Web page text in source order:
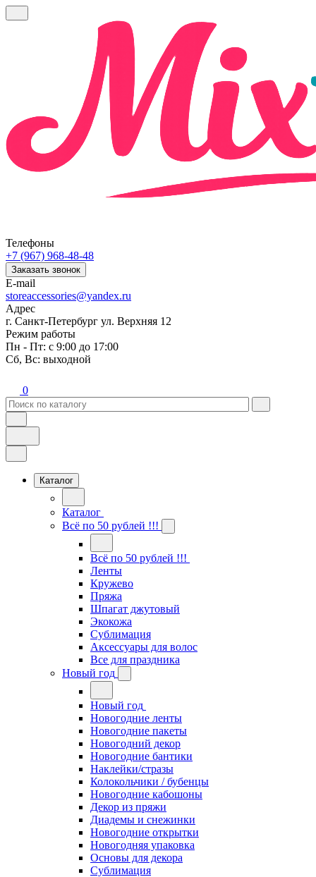
Телефоны
+7 (967) 968-48-48
Заказать звонок
E-mail
storeaccessories@yandex.ru
Адрес
г. Санкт-Петербург ул. Верхняя 12
Режим работы
Пн - Пт: с 9:00 до 17:00
Сб, Вс: выходной
0
Каталог
Каталог
Всё по 50 рублей !!!
Всё по 50 рублей !!!
Ленты
Кружево
Пряжа
Шпагат джутовый
Экокожа
Сублимация
Аксессуары для волос
Все для праздника
Новый год
Новый год
Новогодние ленты
Новогодние пакеты
Новогодний декор
Новогодние бантики
Наклейки/стразы
Колокольчики / бубенцы
Новогодние кабошоны
Декор из пряжи
Диадемы и снежинки
Новогодние открытки
Новогодняя упаковка
Основы для декора
Сублимация